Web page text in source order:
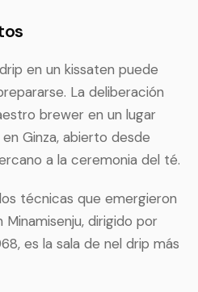
en un kissaten puede
La deliberación
brewer en un lugar
en Ginza, abierto desde
a la ceremonia del té.
técnicas que emergieron
Minamisenju, dirigido por
es la sala de nel drip más